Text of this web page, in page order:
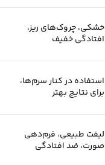
خشکی، چروک‌های ریز،
افتادگی خفیف
استفاده در کنار سرم‌ها،
برای نتایج بهتر
لیفت طبیعی، فرم‌دهی
صورت، ضد افتادگی